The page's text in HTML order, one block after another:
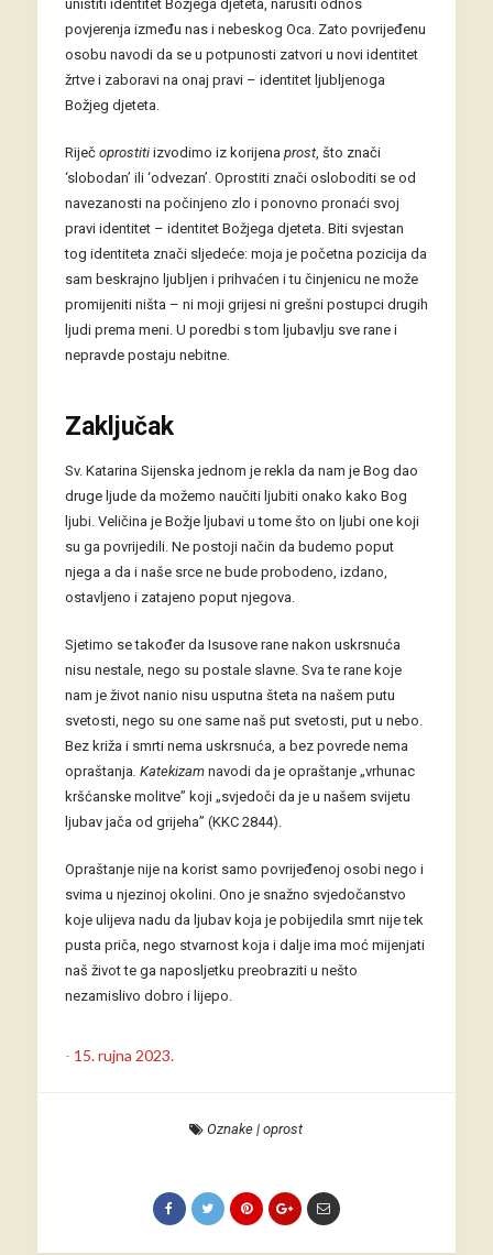
uništiti identitet Božjega djeteta, narušiti odnos
povjerenja između nas i nebeskog Oca. Zato povrijeđenu
osobu navodi da se u potpunosti zatvori u novi identitet
žrtve i zaboravi na onaj pravi – identitet ljubljenoga
Božjeg djeteta.
Riječ oprostitiizvodimo iz korijena prost, što znači
‘slobodan’ ili ‘odvezan’. Oprostiti znači osloboditi se od
navezanosti na počinjeno zlo i ponovno pronaći svoj
pravi identitet – identitet Božjega djeteta. Biti svjestan
tog identiteta znači sljedeće: moja je početna pozicija da
sam beskrajno ljubljen i prihvaćen i tu činjenicu ne može
promijeniti ništa – ni moji grijesi ni grešni postupci drugih
ljudi prema meni. U poredbi s tom ljubavlju sve rane i
nepravde postaju nebitne.
Zaključak
Sv. Katarina Sijenska jednom je rekla da nam je Bog dao
druge ljude da možemo naučiti ljubiti onako kako Bog
ljubi. Veličina je Božje ljubavi u tome što on ljubi one koji
su ga povrijedili. Ne postoji način da budemo poput
njega a da i naše srce ne bude probodeno, izdano,
ostavljeno i zatajeno poput njegova.
Sjetimo se također da Isusove rane nakon uskrsnuća
nisu nestale, nego su postale slavne. Sva te rane koje
nam je život nanio nisu usputna šteta na našem putu
svetosti, nego su one same naš put svetosti, put u nebo.
Bez križa i smrti nema uskrsnuća, a bez povrede nema
opraštanja . Katekizamnavodi da je opraštanje „vrhunac
kršćanske molitve” koji „svjedoči da je u našem svijetu
ljubav jača od grijeha” (KKC 2844).
Opraštanje nije na korist samo povrijeđenoj osobi nego i
svima u njezinoj okolini. Ono je snažno svjedočanstvo
koje ulijeva nadu da ljubav koja je pobijedila smrt nije tek
pusta priča, nego stvarnost koja i dalje ima moć mijenjati
naš život te ga naposljetku preobraziti u nešto
nezamislivo dobro i lijepo.
- 15. rujna 2023.
Oznake |oprost